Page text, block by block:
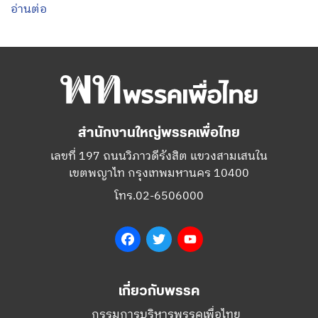
อ่านต่อ
สำนักงานใหญ่พรรคเพื่อไทย
เลขที่ 197 ถนนวิภาวดีรังสิต แขวงสามเสนใน
เขตพญาไท กรุงเทพมหานคร 10400
โทร.02-6506000
FacebookTwitter
เกี่ยวกับพรรค